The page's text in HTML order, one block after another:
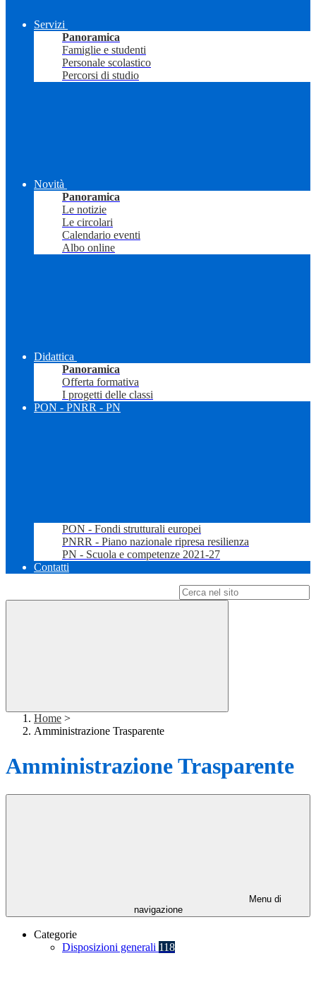
Servizi
Panoramica
Famiglie e studenti
Personale scolastico
Percorsi di studio
Novità
Panoramica
Le notizie
Le circolari
Calendario eventi
Albo online
Didattica
Panoramica
Offerta formativa
I progetti delle classi
PON - PNRR - PN
PON - Fondi strutturali europei
PNRR - Piano nazionale ripresa resilienza
PN - Scuola e competenze 2021-27
Contatti
Home >
Amministrazione Trasparente
Amministrazione Trasparente
Menu di
navigazione
Categorie
Disposizioni generali 118